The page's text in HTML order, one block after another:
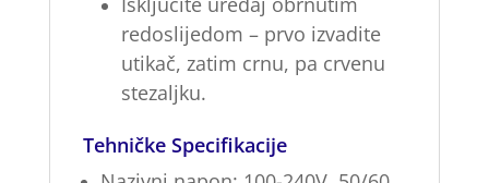
redoslijedom – prvo izvadite
utikač, zatim crnu, pa crvenu
stezaljku.
Tehničke Specifikacije